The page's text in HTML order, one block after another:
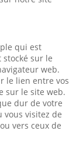
qui est
stocké sur le
web.
le lien entre vos
sur le site web.
dur de votre
vous visitez de
vers ceux de